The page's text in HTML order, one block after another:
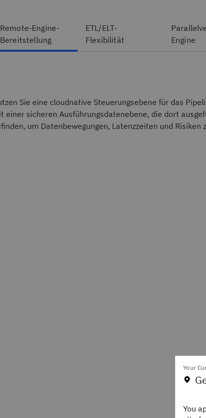
Remote-Engine-
Bereitstellung
ETL/ELT-
Flexibilität
Engine
Sie eine cloudnative Steuerungsebene für das
einer sicheren Ausführungsdatenebene, die dort
um Datenbewegungen, Latenzzeiten und Risiken
Your
You